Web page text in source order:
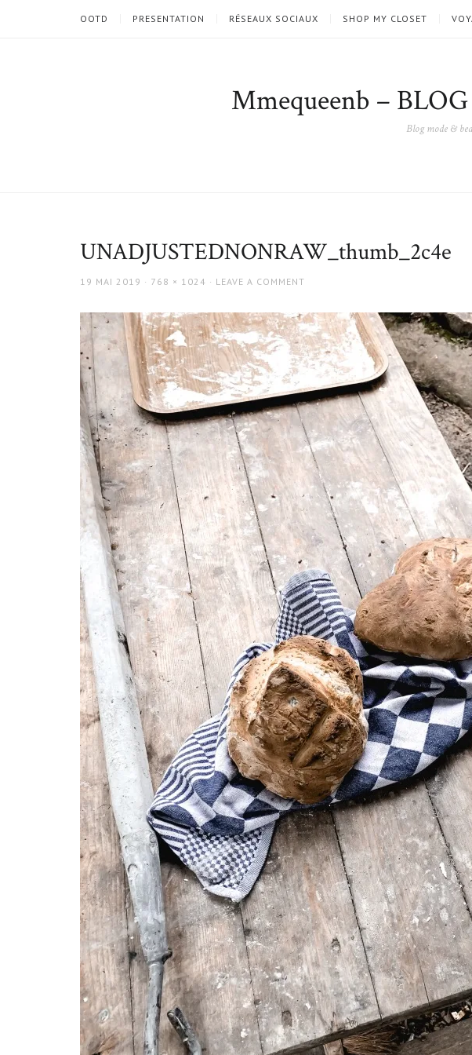
OOTD PRESENTATION RÉSEAUX SOCIAUX SHOP MY CLOSET
Mmequeenb –
Blog mode &
UNADJUSTEDNONRAW_thumb_2c4e
POSTED
19 MAI 2019
FULL
768 × 1024 LEAVE A COMMENT